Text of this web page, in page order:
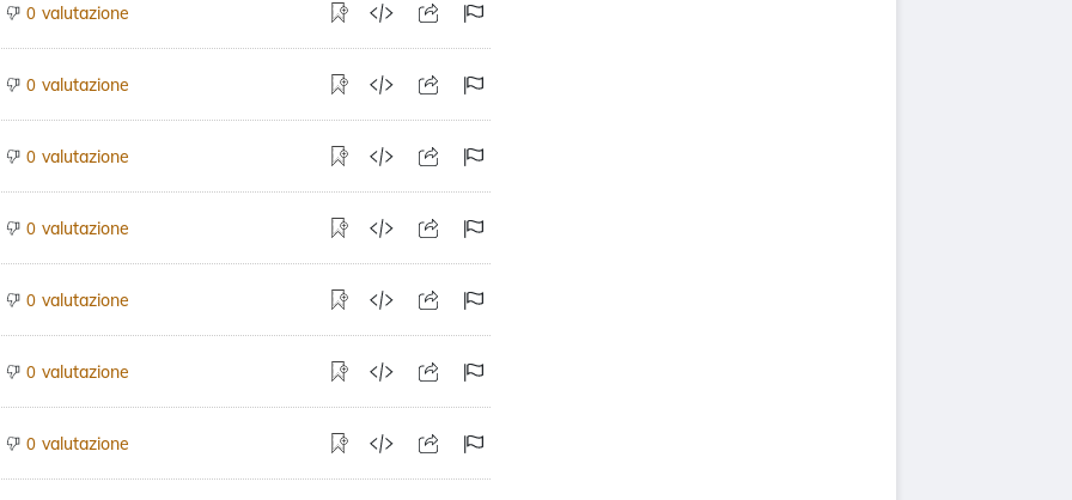
0 valutazione
0 valutazione
0 valutazione
0 valutazione
0 valutazione
0 valutazione
0 valutazione